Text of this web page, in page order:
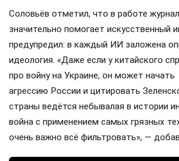
Соловьёв отметил, что в работе
значительно помогает искусственный
предупредил: в каждый ИИ заложена
идеология. «Даже если у китайского
про войну на Украине, он может
агрессию России и цитировать
страны ведётся небывалая в истории
война с применением самых грязных
очень важно всё фильтровать», —